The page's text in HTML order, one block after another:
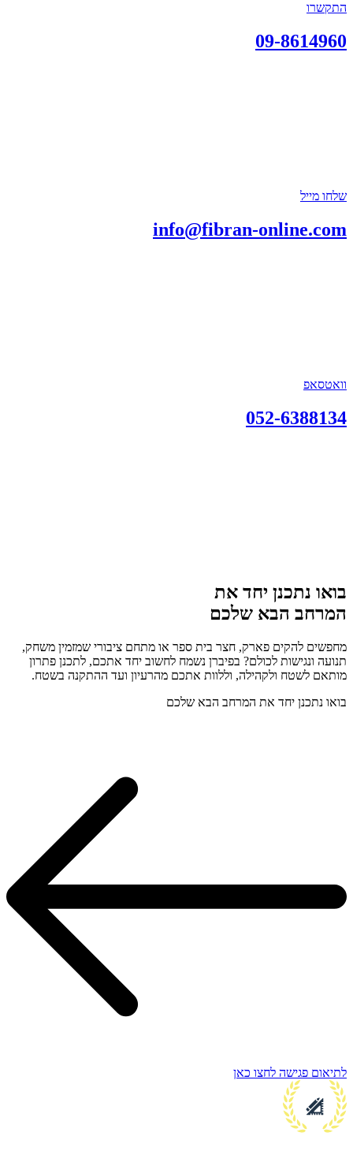
התקשרו
09-8614960
שלחו מייל
info@fibran-online.com
וואטסאפ
052-6388134
בואו נתכנן יחד את
המרחב הבא שלכם
מחפשים להקים פארק, חצר בית ספר או מתחם ציבורי שמזמין משחק,
תנועה ונגישות לכולם? בפיברן נשמח לחשוב יחד אתכם, לתכנן פתרון
מותאם לשטח ולקהילה, וללוות אתכם מהרעיון ועד ההתקנה בשטח.
בואו נתכנן יחד את המרחב הבא שלכם
לתיאום פגישה לחצו כאן